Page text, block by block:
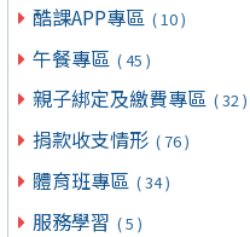
酷課APP專區 ( 10 )
午餐專區 ( 45 )
親子綁定及繳費專區 ( 32 )
捐款收支情形 ( 76 )
體育班專區 ( 34 )
服務學習 ( 5 )